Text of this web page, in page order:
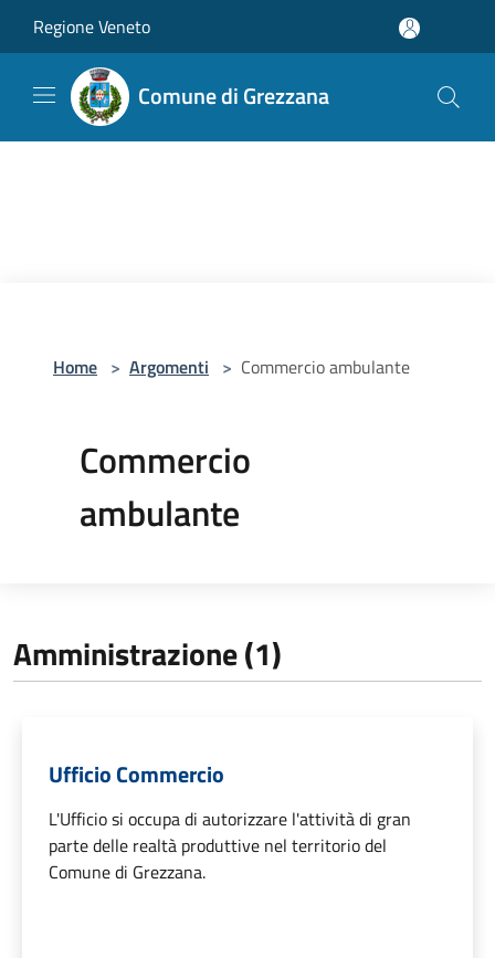
Regione Veneto
Comune di Grezzana
Home > Argomenti > Commercio ambulante
Commercio
ambulante
Amministrazione (1)
Ufficio Commercio
L'Ufficio si occupa di autorizzare l'attività di gran
parte delle realtà produttive nel territorio del
Comune di Grezzana.